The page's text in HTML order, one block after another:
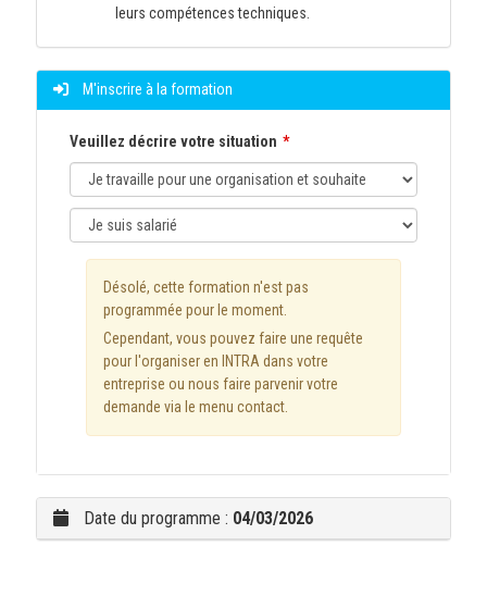
leurs compétences techniques.
M'inscrire à la formation
Veuillez décrire votre situation
Désolé, cette formation n'est pas
programmée pour le moment.
Cependant, vous pouvez faire une requête
pour l'organiser en INTRA dans votre
entreprise ou nous faire parvenir votre
demande via le menu contact.
Date du programme : 04/03/2026